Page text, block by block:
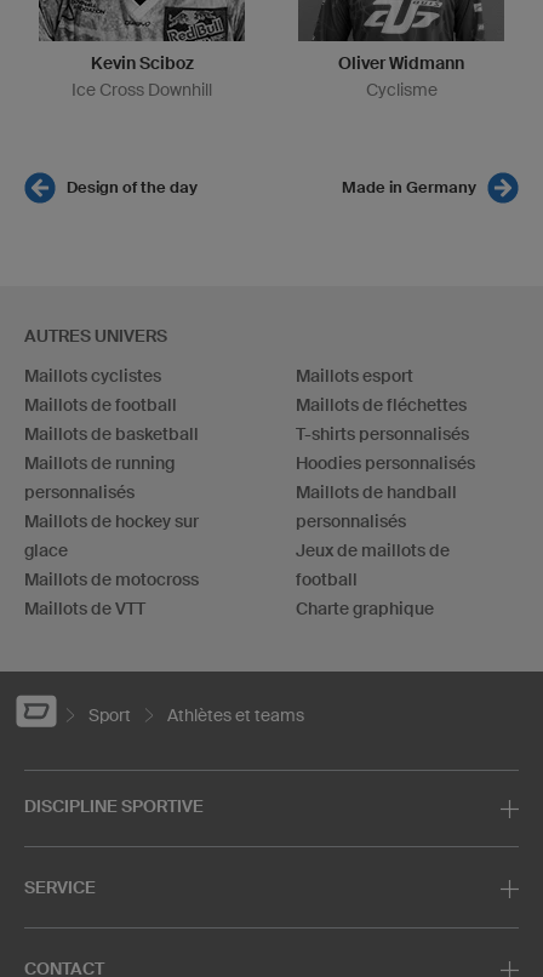
Kevin Sciboz
Ice Cross Downhill
Oliver Widmann
Cyclisme
Design of the day Made in Germany
AUTRES UNIVERS
Maillots cyclistes
Maillots de football
Maillots de basketball
Maillots de running
personnalisés
Maillots de hockey sur
glace
Maillots de motocross
Maillots de VTT
Maillots esport
Maillots de fléchettes
T-shirts personnalisés
Hoodies personnalisés
Maillots de handball
personnalisés
Jeux de maillots de
football
Charte graphique
Sport Athlètes et teams
DISCIPLINE SPORTIVE
SERVICE
CONTACT